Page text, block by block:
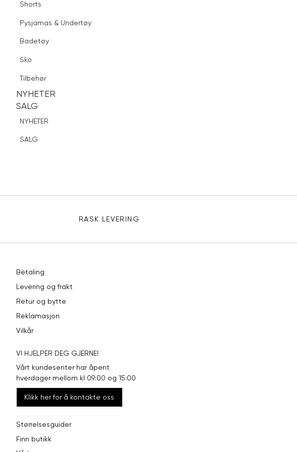
Sko
Tilbehør
NYHETER
SALG
NYHETER
SALG
Shorts
Pysjamas & Undertøy
Badetøy
Sko
Tilbehør
NYHETER
SALG
NYHETER
SALG
T-skjorter & Piqué
Bukser & Jeans
Blazere
Badetøy
Sko
Tilbehør
Sidebunn
RASK LEVERING
Betaling
Levering og frakt
Retur og bytte
Reklamasjon
Vilkår
VI HJELPER DEG GJERNE!
Vårt kundesenter har åpent
hverdager mellom kl 09:00 og 15:00
Klikk her for å kontakte oss
Størrelsesguider
Finn butikk